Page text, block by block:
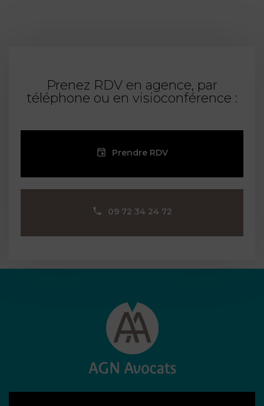
Prenez RDV en agence, par
téléphone ou en visioconférence :
Prendre RDV
09 72 34 24 72